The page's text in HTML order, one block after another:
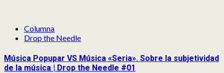
Columna
Drop the Needle
Música Popupar VS Música «Seria». Sobre la subjetividad
de la música | Drop the Needle #01